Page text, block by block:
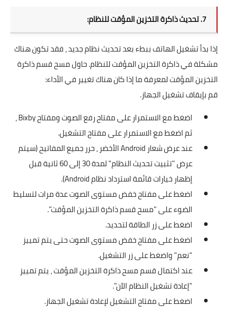
7. تحديث ذاكرة التخزين المؤقت للنظام:
إذا بدأ تشغيل الهاتف ببطء بعد تحديث نظام جديد ، فقد تكون هناك
مشكلة في ذاكرة التخزين المؤقت للنظام. حاول مسح قسم ذاكرة
التخزين المؤقت لمعرفة ما إذا كان هناك تغيير في الأداء:
قم بإيقاف تشغيل الجهاز.
اضغط مع الاستمرار على مفتاح رفع الصوت ومفتاح Bixby ،
ثم اضغط مع الاستمرار على مفتاح التشغيل.
عند عرض شعار Android الأخضر ، حرر جميع المفاتيح (سيتم
عرض "تثبيت تحديث النظام" لمدة 30 إلى 60 ثانية قبل
إظهار خيارات قائمة استرداد نظام Android).
اضغط على مفتاح خفض مستوى الصوت عدة مرات لتسليط
الضوء على "مسح قسم ذاكرة التخزين المؤقت".
اضغط على زر الطاقة لتحديد.
اضغط على مفتاح خفض مستوى الصوت حتى يتم تمييز
"نعم" واضغط على زر التشغيل.
عند اكتمال قسم مسح ذاكرة التخزين المؤقت ، يتم تمييز
"إعادة تشغيل النظام الآن".
اضغط على مفتاح التشغيل لإعادة تشغيل الجهاز.